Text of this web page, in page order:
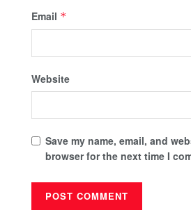
Email *
Website
Save my name, email, and
browser for the next time I